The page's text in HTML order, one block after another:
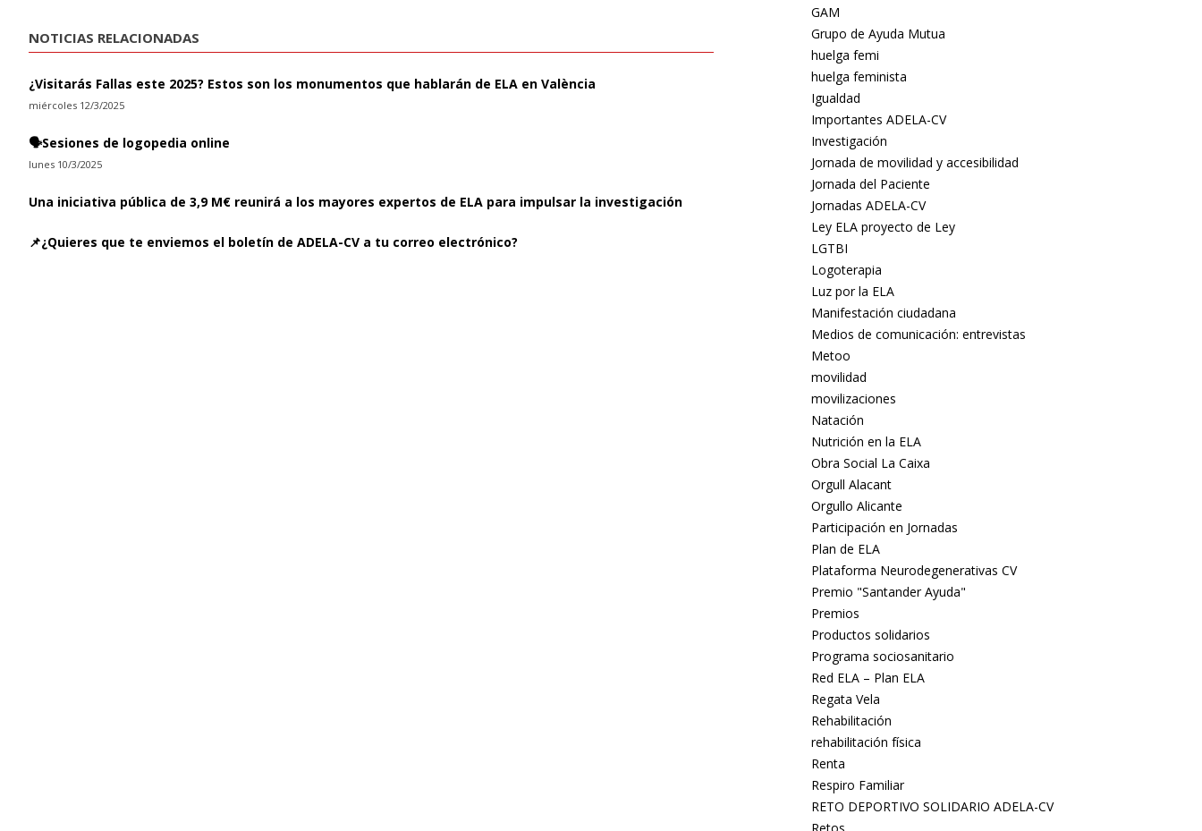
NOTICIAS RELACIONADAS
¿Visitarás Fallas este 2025? Estos son los monumentos que hablarán de ELA en València
miércoles 12/3/2025
🗣️Sesiones de logopedia online
lunes 10/3/2025
Una iniciativa pública de 3,9 M€ reunirá a los mayores expertos de ELA para impulsar la investigación
📌¿Quieres que te enviemos el boletín de ADELA-CV a tu correo electrónico?
GAM
Grupo de Ayuda Mutua
huelga femi
huelga feminista
Igualdad
Importantes ADELA-CV
Investigación
Jornada de movilidad y accesibilidad
Jornada del Paciente
Jornadas ADELA-CV
Ley ELA proyecto de Ley
LGTBI
Logoterapia
Luz por la ELA
Manifestación ciudadana
Medios de comunicación: entrevistas
Metoo
movilidad
movilizaciones
Natación
Nutrición en la ELA
Obra Social La Caixa
Orgull Alacant
Orgullo Alicante
Participación en Jornadas
Plan de ELA
Plataforma Neurodegenerativas CV
Premio "Santander Ayuda"
Premios
Productos solidarios
Programa sociosanitario
Red ELA – Plan ELA
Regata Vela
Rehabilitación
rehabilitación física
Renta
Respiro Familiar
RETO DEPORTIVO SOLIDARIO ADELA-CV